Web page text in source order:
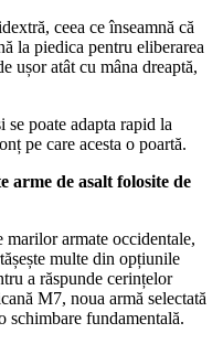
ceea ce înseamnă că
la piedica pentru eliberarea
ușor atât cu mâna dreaptă,
se poate adapta rapid la
pe care acesta o poartă.
arme de asalt folosite de
armate occidentale,
multe din opțiunile
a răspunde cerințelor
M7, noua armă selectată
schimbare fundamentală.